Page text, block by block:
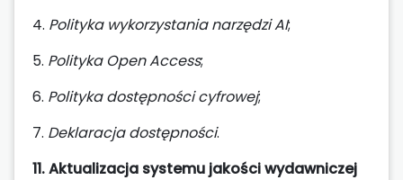
4. Polityka wykorzystania narzędzi AI;
5. Polityka Open Access;
6. Polityka dostępności cyfrowej;
7. Deklaracja dostępności.
11. Aktualizacja systemu jakości wydawniczej